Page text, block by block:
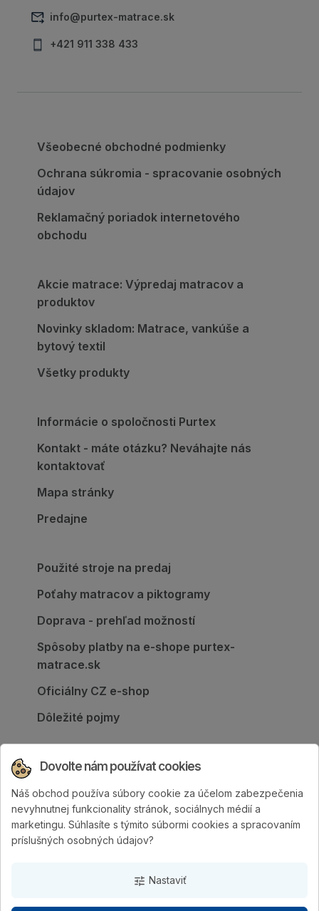
info@purtex-matrace.sk
+421 911 338 433
Všeobecné obchodné podmienky
Ochrana súkromia - spracovanie osobných
údajov
Reklamačný poriadok internetového
obchodu
Akcie matrace: Výpredaj matracov a
produktov
Novinky skladom: Matrace, vankúše a
bytový textil
Všetky produkty
Informácie o spoločnosti Purtex
Kontakt - máte otázku? Neváhajte nás
kontaktovať
Mapa stránky
Predajne
Použité stroje na predaj
Poťahy matracov a piktogramy
Doprava - prehľad možností
Spôsoby platby na e-shope purtex-
matrace.sk
Oficiálny CZ e-shop
Dôležité pojmy
Spoločnosť PURTEX s.r.o., založená v roku
1995, je popredným slovenským výrobcom
postelí a klinicky hodnotených matracov.
Dovolte nám používat cookies
Náš obchod používa súbory cookie za účelom zabezpečenia
nevyhnutnej funkcionality stránok, sociálnych médií a
marketingu. Súhlasíte s týmito súbormi cookies a spracovaním
príslušných osobných údajov?
tune Nastaviť